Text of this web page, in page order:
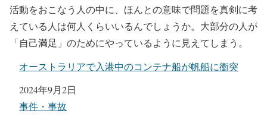
活動をおこなう人の中に、ほんとの意味で問題を真剣に考
えている人は何人くらいいるんでしょうか。大部分の人が
「自己満足」のためにやっているように見えてしまう。
オーストラリアで入港中のコンテナ船が帆船に衝突
日付
2024年9月2日
関連理由
事件・事故